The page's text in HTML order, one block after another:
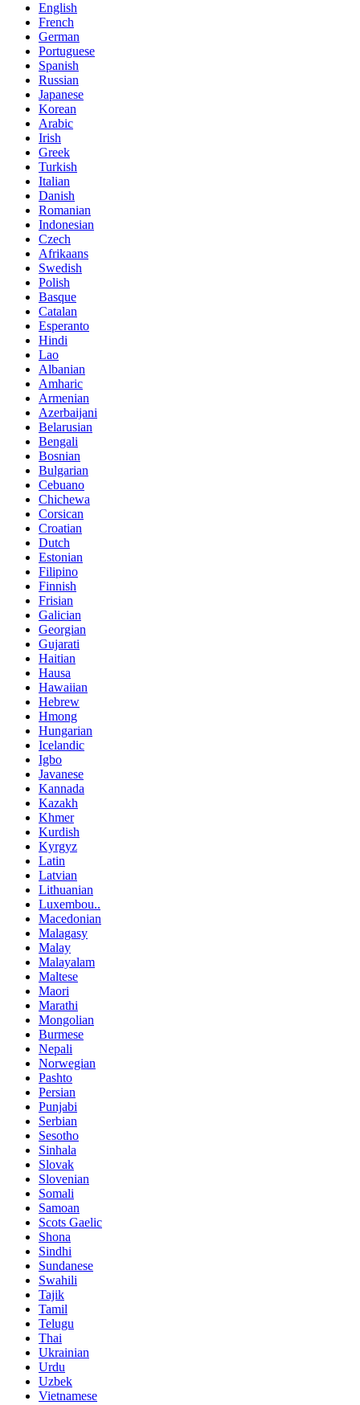
English
French
German
Portuguese
Spanish
Russian
Japanese
Korean
Arabic
Irish
Greek
Turkish
Italian
Danish
Romanian
Indonesian
Czech
Afrikaans
Swedish
Polish
Basque
Catalan
Esperanto
Hindi
Lao
Albanian
Amharic
Armenian
Azerbaijani
Belarusian
Bengali
Bosnian
Bulgarian
Cebuano
Chichewa
Corsican
Croatian
Dutch
Estonian
Filipino
Finnish
Frisian
Galician
Georgian
Gujarati
Haitian
Hausa
Hawaiian
Hebrew
Hmong
Hungarian
Icelandic
Igbo
Javanese
Kannada
Kazakh
Khmer
Kurdish
Kyrgyz
Latin
Latvian
Lithuanian
Luxembou..
Macedonian
Malagasy
Malay
Malayalam
Maltese
Maori
Marathi
Mongolian
Burmese
Nepali
Norwegian
Pashto
Persian
Punjabi
Serbian
Sesotho
Sinhala
Slovak
Slovenian
Somali
Samoan
Scots Gaelic
Shona
Sindhi
Sundanese
Swahili
Tajik
Tamil
Telugu
Thai
Ukrainian
Urdu
Uzbek
Vietnamese